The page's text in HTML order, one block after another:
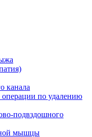
канала
операции по удалению
подвздошного
мышцы